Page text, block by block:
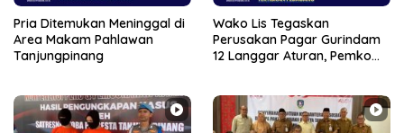
Pria Ditemukan Meninggal di
Area Makam Pahlawan
Tanjungpinang
Wako Lis Tegaskan
Perusakan Pagar Gurindam
12 Langgar Aturan, Pemko